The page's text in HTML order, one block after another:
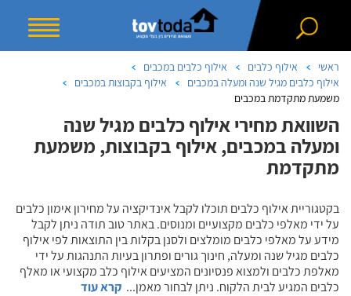
ראשי אילוף כלבים
אילוף כלבים במכבים
אילוף כלבים מגיל שנה ומעלה במכבים
אילוף בקבוצות במכבים
משמעת מתקדמת במכבים
השוואת מחירי אילוף כלבים מגיל שנה
ומעלה במכבים, אילוף בקבוצות, משמעת
מתקדמת
בקטגוריית אילוף כלבים תוכלו לקבל אינדיקציה על מחירון אימון כלבים
על ידי מאלפי כלבים מקצועיים ומנוסים. באתר טוב תודה ניתן לקבל
מידע על מאלפי כלבים מומלצים ולסנן בקלות בין התוצאות לפי אילוף
כלבים מגיל שנה ומעלה, חינוך גורים ופתרון בעיות התנהגות על ידי
מאלפת כלבים ולמצוא פנסיונים המציעים אילוף כלב מקצועי או מאלף
כלבים המגיע לבית הלקוח. ניתן לבחור מאמן... קרא עוד